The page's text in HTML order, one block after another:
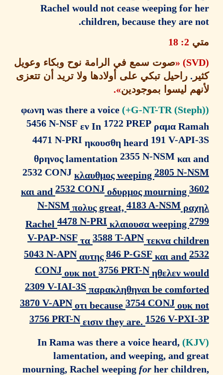
Rachel would not cease weeping for
children, because they are
صوت سمع في الرامة نوح وبكاء وعويل
راحيل تبكي على أولادها ولا تريد أن تتعزى
ليسوا بموجودين».
φωνη was there a voice
5456 N-NSFεν In1722 PREP ραμα
4471 N-PRIηκουσθη heard191 V-
θρηνος lamentation2355 N-NSMκαι
2532 CONJ κλαυθμος weeping2805 N-
και and2532 CONJοδυρμος mourning
N-NSMπολυς great,4183 A-NSM
Rachel4478 N-PRIκλαιουσα weeping
V-PAP-NSFτα3588 T-APN τεκνα
5043 N-APNαυτης846 P-GSFκαι and
CONJουκ not3756 PRT-Nηθελεν
2309 V-IAI-3Sπαρακληθηναι be
3870 V-APNοτι because3754 CONJουκ
3756 PRT-Nεισιν they are.1526 V-
In Rama was there a voice heard,
lamentation, and weeping, and
mourning, Rachel weepingforher